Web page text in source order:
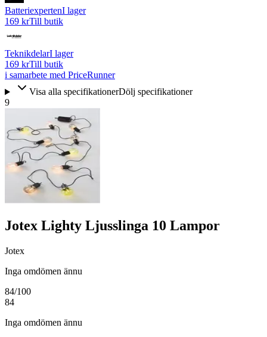
BatteriexpertenI lager
169 krTill butik
TeknikdelarI lager
169 krTill butik
i samarbete med PriceRunner
Visa alla specifikationerDölj specifikationer
9
Jotex Lighty Ljusslinga 10 Lampor
Jotex
Inga omdömen ännu
84/100
84
Inga omdömen ännu